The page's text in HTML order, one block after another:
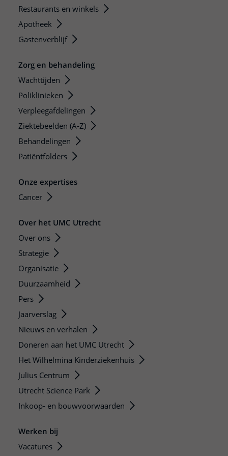
Restaurants en winkels
Apotheek
Gastenverblijf
Zorg en behandeling
Wachttijden
Poliklinieken
Verpleegafdelingen
Ziektebeelden (A-Z)
Behandelingen
Patiëntfolders
Onze expertises
Cancer
Over het UMC Utrecht
Over ons
Strategie
Organisatie
Duurzaamheid
Pers
Jaarverslag
Nieuws en verhalen
Doneren aan het UMC Utrecht
Het Wilhelmina Kinderziekenhuis
Julius Centrum
Utrecht Science Park
Inkoop- en bouwvoorwaarden
Werken bij
Vacatures